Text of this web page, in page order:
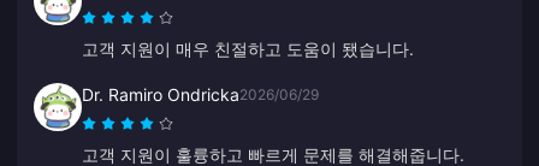
고객 지원이 매우 친절하고 도움이 됐습니다.
Dr. Ramiro Ondricka2026/06/29
고객 지원이 훌륭하고 빠르게 문제를 해결해줍니다.